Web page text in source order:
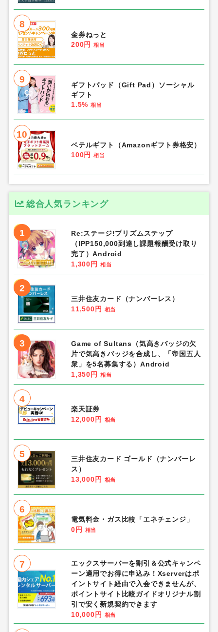
8
金券ねっと
200円
相当
9
ギフトパッド（Gift Pad）ソーシャル
ギフト
1.5% 相当
10
ベテルギフト（Amazonギフト券格安）
100円
相当
総合人気ランキング
1
Re:ステージ!プリズムステップ
（IPP150,000到達し課題報酬受け取り
完了）Android
1,300円
相当
2
三井住友カード（ナンバーレス）
11,500円
相当
3
Game of Sultans（気高きバッジの欠
片で気高きバッジを合成し、「帝国五人
衆」を5名募集する）Android
1,350円
相当
4
楽天証券
12,000円
相当
5
三井住友カード ゴールド（ナンバーレ
ス）
13,000円
相当
6
電気料金・ガス比較「エネチェンジ」
0円
相当
7
エックスサーバーを割引＆公式キャンペ
ーン適用でお得に申込み！Xserverはポ
イントサイト経由で入会できませんが、
ポイントサイト比較ガイドオリジナル割
引で安く新規契約できます
10,000円
相当